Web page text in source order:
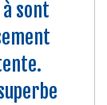
sont